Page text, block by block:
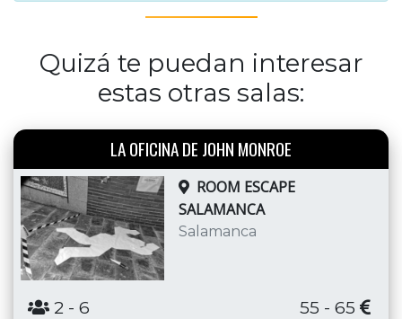
Quizá te puedan interesar
estas otras salas:
LA OFICINA DE JOHN MONROE
ROOM ESCAPE
SALAMANCA
Salamanca
2 - 6 55 - 65